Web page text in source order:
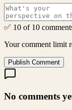
✅ 10 of 10
Your comment limit
Publish Comment
No comments